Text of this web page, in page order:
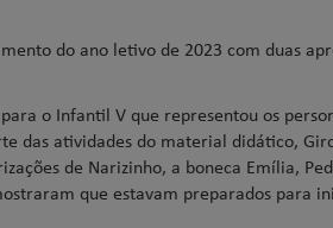
do ano letivo de 2023 com duas
o Infantil V que representou os
das atividades do material didático,
de Narizinho, a boneca Emília,
que estavam preparados para